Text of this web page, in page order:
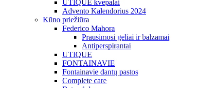
UTIQUE kvepalai
Advento Kalendorius 2024
Kūno priežiūra
Federico Mahora
Prausimosi geliai ir balzamai
Antiperspirantai
UTIQUE
FONTAINAVIE
Fontainavie dantų pastos
Complete care